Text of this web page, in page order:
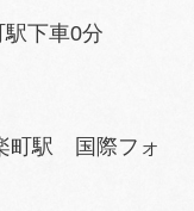
下車0分
町駅 国際フォ